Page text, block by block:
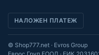
НАЛОЖЕН ПЛАТЕЖ
© Shop777.net · Evros Group